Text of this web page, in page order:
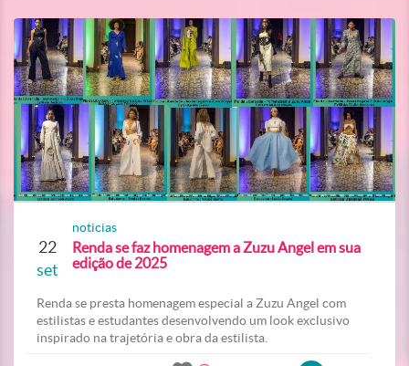
22
set
noticias
Renda se faz homenagem a Zuzu Angel em sua
edição de 2025
Renda se presta homenagem especial a Zuzu Angel com
estilistas e estudantes desenvolvendo um look exclusivo
inspirado na trajetória e obra da estilista.